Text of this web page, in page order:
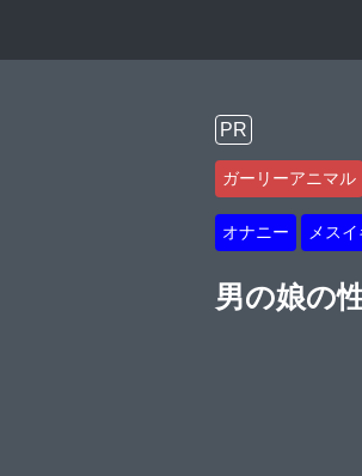
PR
ガーリーアニマル
オナニー メスイ
男の娘の